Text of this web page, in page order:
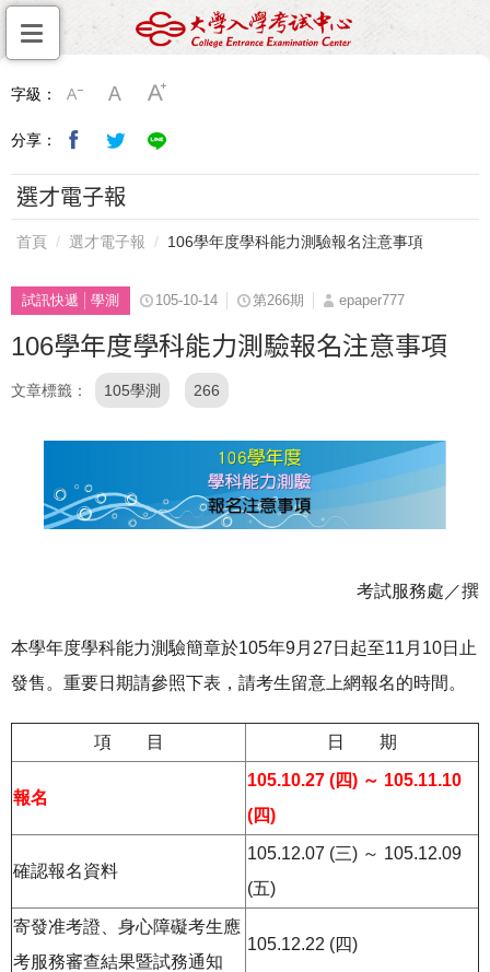
字級：
分享：
選才電子報
首頁 選才電子報 106學年度學科能力測驗報名注意事項
試訊快遞 學測 105-10-14 第266期 epaper777
106學年度學科能力測驗報名注意事項
文章標籤 105學測 266
考試服務處／撰
本學年度學科能力測驗簡章於105年9月27日起至11月10日止
發售。重要日期請參照下表，請考生留意上網報名的時間。
項 目 日 期
報名
105.10.27 (四) ～ 105.11.10
(四)
確認報名資料
105.12.07 (三) ～ 105.12.09
(五)
寄發准考證、身心障礙考生應
考服務審查結果暨試務通知
105.12.22 (四)